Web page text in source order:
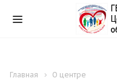
Главная О центре